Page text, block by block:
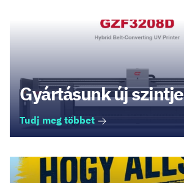
Gyártásunk új szintje
Tudj meg többet